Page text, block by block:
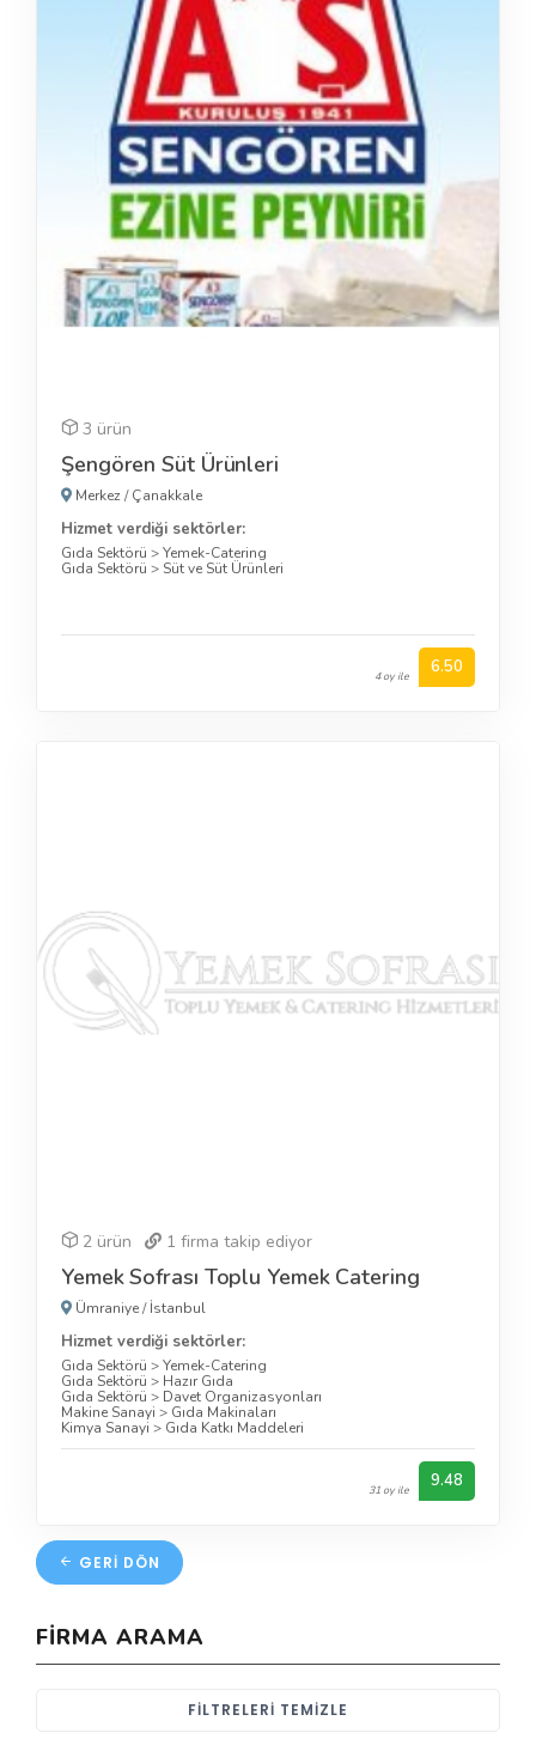
3 ürün
Şengören Süt Ürünleri
Merkez/Çanakkale
Hizmet verdiği sektörler:
Gıda Sektörü >Yemek-Catering
Gıda Sektörü > Süt ve Süt Ürünleri
4 oy ile 6.50
2 ürün 1 firma takip ediyor
Yemek Sofrası Toplu Yemek Catering
Ümraniye/İstanbul
Hizmet verdiği sektörler:
Gıda Sektörü >Yemek-Catering
Gıda Sektörü > Hazır Gıda
Gıda Sektörü > Davet Organizasyonları
Makine Sanayi > Gıda Makinaları
Kimya Sanayi > Gıda Katkı Maddeleri
31 oy ile 9.48
GERI DÖN
FIRMA ARAMA
FILTRELERI TEMIZLE